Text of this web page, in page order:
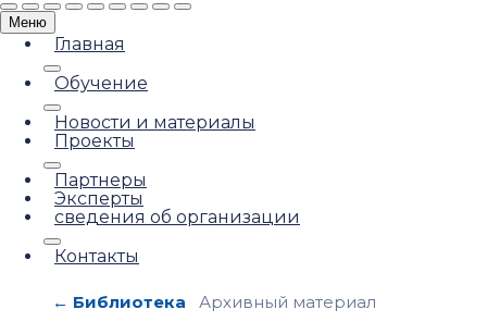
Меню
Главная
Обучение
Новости и материалы
Проекты
Партнеры
Эксперты
сведения об организации
Контакты
← Библиотека Архивный материал